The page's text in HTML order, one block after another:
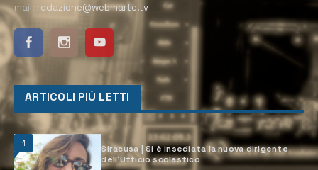
mail: redazione@webmarte.tv
ARTICOLI PIÙ LETTI
1
Siracusa | Si è insediata la nuova dirigente
dell’Ufficio scolastico